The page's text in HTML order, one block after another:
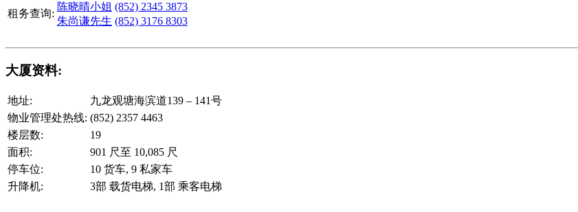
租务查询:
陈晓晴小姐 (852) 2345 3873
朱尚谦先生 (852) 3176 8303
大厦资料:
地址:
九龙观塘海滨道139 – 141号
物业管理处热线: (852) 2357 4463
楼层数:
19
面积:
901 尺至 10,085 尺
停车位:
10 货车, 9 私家车
升降机:
3部 载货电梯, 1部 乘客电梯